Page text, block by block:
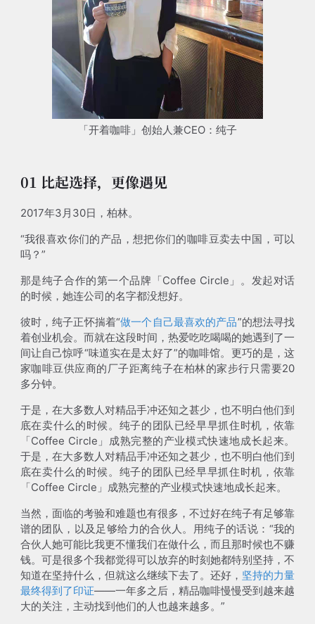
「开着咖啡」创始人兼CEO：纯子
01 比起选择，更像遇见
2017年3月30日，柏林。
“我很喜欢你们的产品，想把你们的咖啡豆卖去中国，可以
吗？”
那是纯子合作的第一个品牌「Coffee Circle」。发起对话
的时候，她连公司的名字都没想好。
彼时，纯子正怀揣着“做一个自己最喜欢的产品”的想法寻找
着创业机会。而就在这段时间，热爱吃吃喝喝的她遇到了一
间让自己惊呼“味道实在是太好了”的咖啡馆。更巧的是，这
家咖啡豆供应商的厂子距离纯子在柏林的家步行只需要20
多分钟。
于是，在大多数人对精品手冲还知之甚少，也不明白他们到
底在卖什么的时候。纯子的团队已经早早抓住时机，依靠
「Coffee Circle」成熟完整的产业模式快速地成长起来。
于是，在大多数人对精品手冲还知之甚少，也不明白他们到
底在卖什么的时候。纯子的团队已经早早抓住时机，依靠
「Coffee Circle」成熟完整的产业模式快速地成长起来。
当然，面临的考验和难题也有很多，不过好在纯子有足够靠
谱的团队，以及足够给力的合伙人。用纯子的话说：“我的
合伙人她可能比我更不懂我们在做什么，而且那时候也不赚
钱。可是很多个我都觉得可以放弃的时刻她都特别坚持，不
知道在坚持什么，但就这么继续下去了。还好， 坚持的力量
最终得到了印证——一年多之后，精品咖啡慢慢受到越来越
大的关注，主动找到他们的人也越来越多。”